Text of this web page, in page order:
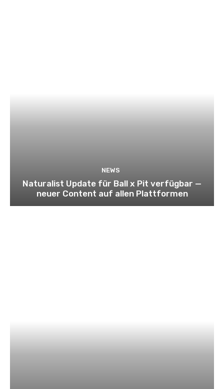
NEWS
Naturalist Update für Ball x Pit verfügbar —
neuer Content auf allen Plattformen